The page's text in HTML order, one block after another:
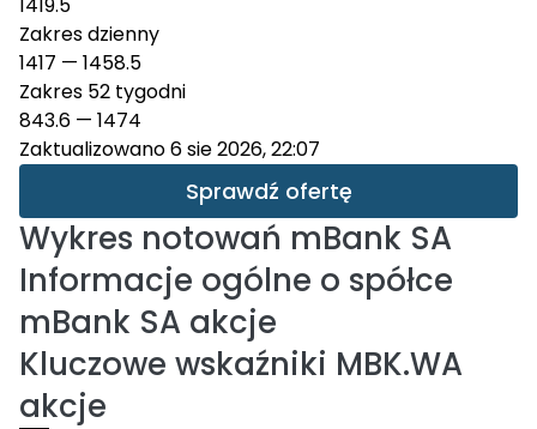
Zakres dzienny
1417 — 1458.5
Zakres 52 tygodni
843.6 — 1474
Zaktualizowano 6 sie 2026, 22:07
Sprawdź ofertę
Wykres notowań mBank SA
Informacje ogólne o spółce
mBank SA akcje
Kluczowe wskaźniki MBK.WA
akcje